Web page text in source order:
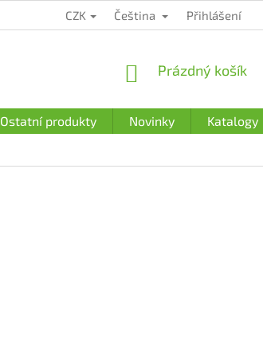
PODMÍNKY OCHRANY OSOBNÍCH
CZK Čeština Přihlášení
NÁKUPNÍ
Prázdný košík
Ostatní produkty Novinky Katalogy